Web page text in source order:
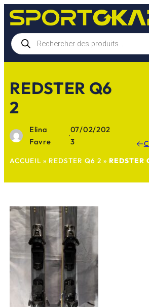
Aller
au
contenu
Recherche
de
produits
REDSTER Q6
2
Elina
Favre
·
07/02/202
3
ACCUEIL » REDSTER Q6 2 » REDSTER